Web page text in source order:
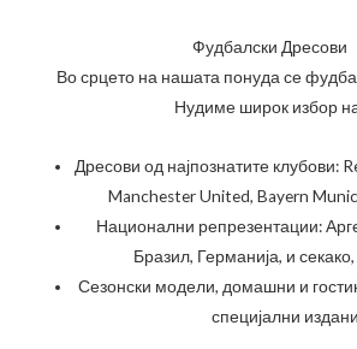
Фудбалски Дресови
Во срцето на нашата понуда се
Нудиме широк избор
Дресови од најпознатите клубови:
Manchester United, Bayern
Национални репрезентации:
Бразил, Германија, и
Сезонски модели, домашни и
специјални